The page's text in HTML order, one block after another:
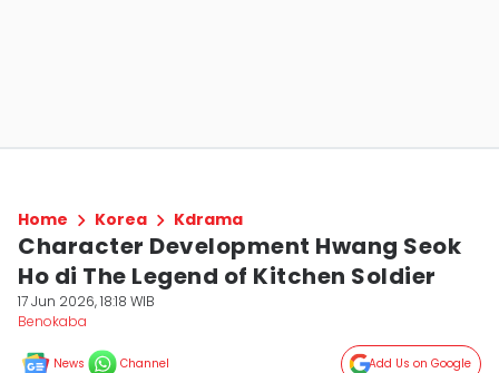
Home Korea Kdrama
Character Development Hwang Seok
Ho di The Legend of Kitchen Soldier
17 Jun 2026, 18:18 WIB
Benokaba
News Channel Add Us on Google